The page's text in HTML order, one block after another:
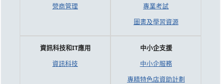
營商管理
專業考試
圖書及學習資源
資訊科技和IT應用
資訊科技
中小企支援
中小企服務
專精特色店資助計劃